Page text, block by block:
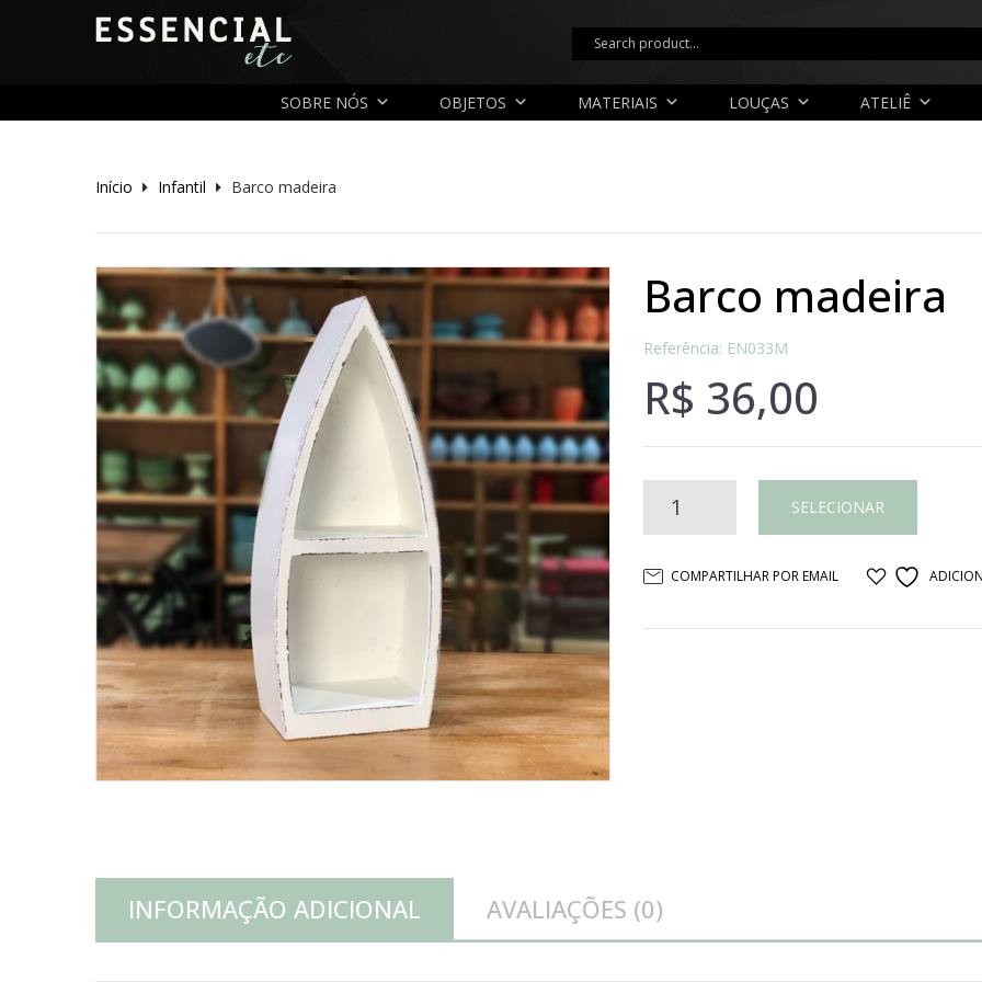
SOBRE NÓS OBJETOS MATERIAIS LOUÇAS ATELIÊ
Início Infantil Barco madeira
barco madeira
Referência: EN033M
R$ 36,00
Barco SELECIONAR
COMPARTILHAR POR EMAIL
INFORMAÇÃO ADICIONAL AVALIAÇÕES (0)